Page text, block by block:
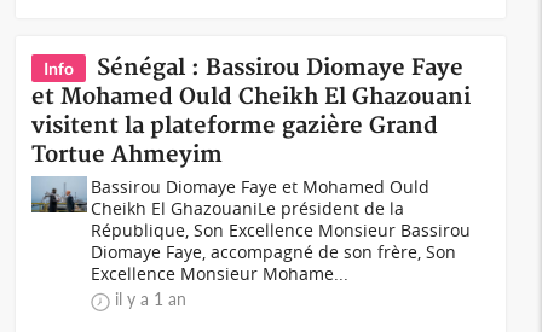
Info
Sénégal : Bassirou Diomaye Faye
et Mohamed Ould Cheikh El Ghazouani
visitent la plateforme gazière Grand
Tortue Ahmeyim
Bassirou Diomaye Faye et Mohamed Ould
Cheikh El GhazouaniLe président de la
République, Son Excellence Monsieur Bassirou
Diomaye Faye, accompagné de son frère, Son
Excellence Monsieur Mohame...
il y a 1 an